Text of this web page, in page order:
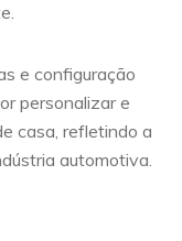
e configuração
personalizar e
casa, refletindo a
automotiva.